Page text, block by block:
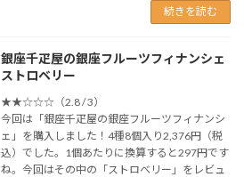
続きを読む
銀座千疋屋の銀座フルーツフィナンシェ
ストロベリー
★★☆☆☆（2.8 / 3）
今回は「銀座千疋屋の銀座フルーツフィナンシ
ェ」を購入しました！4種8個入り2,376円（税
込）でした。1個あたりに換算すると297円です
ね。今回はその中の「ストロベリー」をレビュ